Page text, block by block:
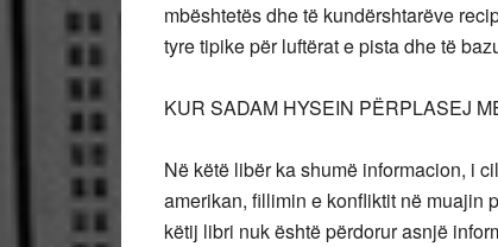
mbështetës dhe të kundërshtarëve
tyre tipike për luftërat e pista dhe të
KUR SADAM HYSEIN PËRPLASEJ
Në këtë libër ka shumë informacion, i
amerikan, fillimin e konfliktit në muajin
këtij libri nuk është përdorur asnjë